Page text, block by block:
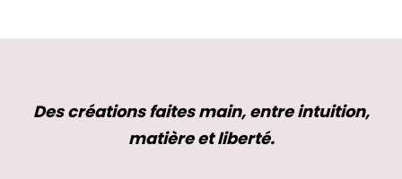
Des créations faites main, entre intuition,
matière et liberté.